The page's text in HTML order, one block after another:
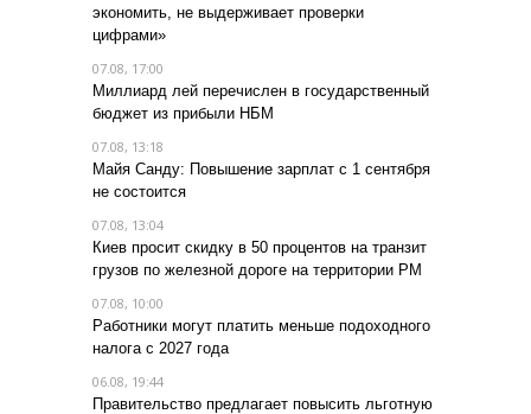
экономить, не выдерживает проверки
цифрами»
07.08, 17:00
Миллиард лей перечислен в государственный
бюджет из прибыли НБМ
07.08, 13:18
Майя Санду: Повышение зарплат с 1 сентября
не состоится
07.08, 13:04
Киев просит скидку в 50 процентов на транзит
грузов по железной дороге на территории РМ
07.08, 10:00
Работники могут платить меньше подоходного
налога с 2027 года
06.08, 19:44
Правительство предлагает повысить льготную